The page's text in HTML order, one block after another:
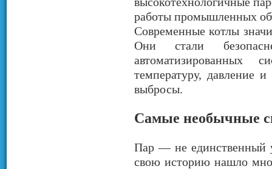
работы промышленных
Современные котлы
Они стали
автоматизированных
температуру, давление
выбросы.
Самые необычные
Пар — не единственный
свою историю нашло